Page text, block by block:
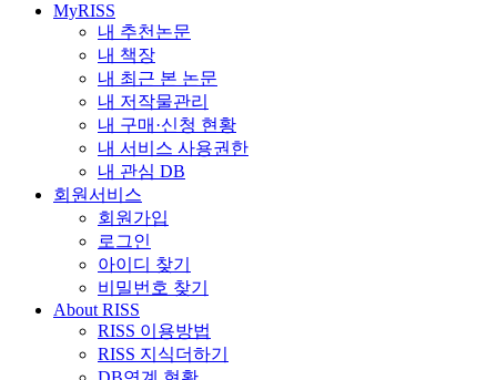
MyRISS
내 추천논문
내 책장
내 최근 본 논문
내 저작물관리
내 구매·신청 현황
내 서비스 사용권한
내 관심 DB
회원서비스
회원가입
로그인
아이디 찾기
비밀번호 찾기
About RISS
RISS 이용방법
RISS 지식더하기